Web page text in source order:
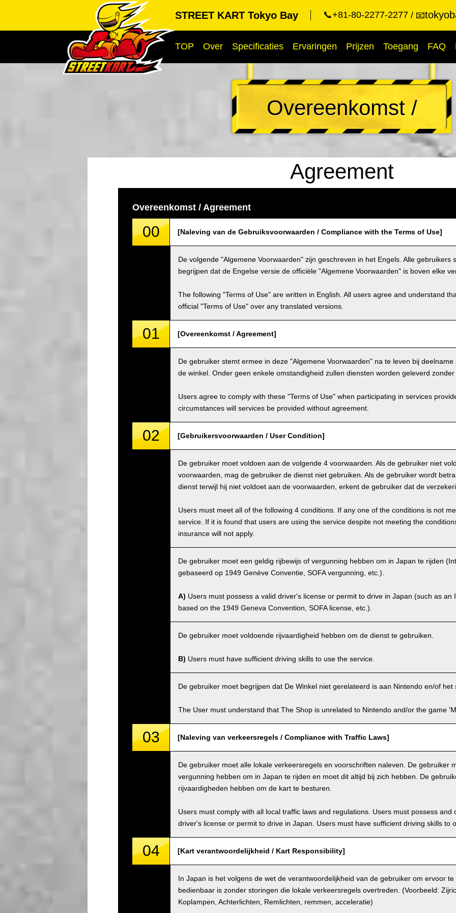
STREET KART Tokyo Bay 📞+81-80-2277-2277 📧
TOP Over Specificaties Ervaringen Prijzen Toegang FAQ
Overeenkomst /
Agreement
Overeenkomst / Agreement
00 [Naleving van de Gebruiksvoorwaarden / Compliance with the Terms of Use]
De volgende "Algemene Voorwaarden" zijn geschreven in het Engels. Alle gebruikers
begrijpen dat de Engelse versie de officiële "Algemene Voorwaarden" is boven elke
The following "Terms of Use" are written in English. All users agree and understand
official "Terms of Use" over any translated versions.
01 [Overeenkomst / Agreement]
De gebruiker stemt ermee in deze "Algemene Voorwaarden" na te leven bij
de winkel. Onder geen enkele omstandigheid zullen diensten worden geleverd
Users agree to comply with these "Terms of Use" when participating in services
circumstances will services be provided without agreement.
02 [Gebruikersvoorwaarden / User Condition]
De gebruiker moet voldoen aan de volgende 4 voorwaarden. Als de gebruiker niet
voorwaarden, mag de gebruiker de dienst niet gebruiken. Als de gebruiker wordt
dienst terwijl hij niet voldoet aan de voorwaarden, erkent de gebruiker dat de
Users must meet all of the following 4 conditions. If any one of the conditions is not
service. If it is found that users are using the service despite not meeting the
insurance will not apply.
De gebruiker moet een geldig rijbewijs of vergunning hebben om in Japan te rijden
gebaseerd op 1949 Genève Conventie, SOFA vergunning, etc.).
A) Users must possess a valid driver's license or permit to drive in Japan (such as an
based on the 1949 Geneva Convention, SOFA license, etc.).
De gebruiker moet voldoende rijvaardigheid hebben om de dienst te gebruiken.
B) Users must have sufficient driving skills to use the service.
De gebruiker moet begrijpen dat De Winkel niet gerelateerd is aan Nintendo en/of het
The User must understand that The Shop is unrelated to Nintendo and/or the game
03 [Naleving van verkeersregels / Compliance with Traffic Laws]
De gebruiker moet alle lokale verkeersregels en voorschriften naleven. De gebruiker
vergunning hebben om in Japan te rijden en moet dit altijd bij zich hebben. De
rijvaardigheden hebben om de kart te besturen.
Users must comply with all local traffic laws and regulations. Users must possess and
driver's license or permit to drive in Japan. Users must have sufficient driving skills to
04 [Kart verantwoordelijkheid / Kart Responsibility]
In Japan is het volgens de wet de verantwoordelijkheid van de gebruiker om ervoor
bedienbaar is zonder storingen die lokale verkeersregels overtreden. (Voorbeeld:
Koplampen, Achterlichten, Remlichten, remmen, acceleratie)